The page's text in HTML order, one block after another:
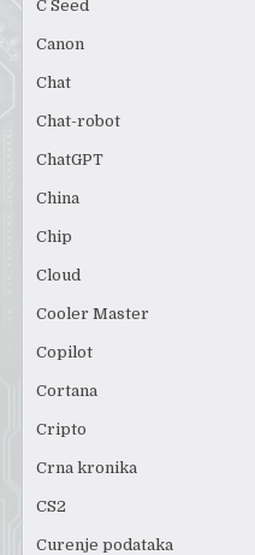
C Seed
Canon
Chat
Chat-robot
ChatGPT
China
Chip
Cloud
Cooler Master
Copilot
Cortana
Cripto
Crna kronika
CS2
Curenje podataka